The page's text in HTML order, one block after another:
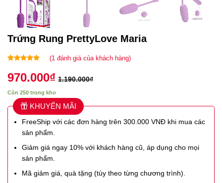
Trứng Rung PrettyLove Maria
dựa trên
(1 đánh giá của khách hàng)
970.000₫ 1.190.000₫
Còn 250 trong kho
KHUYẾN MÃI
FreeShip với các đơn hàng trên 300.000 VNĐ khi mua các
sản phẩm.
Giảm giá ngay 10% với khách hàng cũ, áp dụng cho mọi
sản phẩm.
Mã giảm giá, quà tặng (tùy theo từng chương trình).